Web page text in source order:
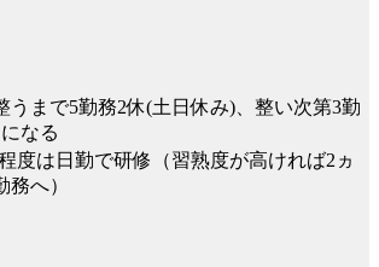
まで5勤務2休(土日休み)、整い次第3勤
なる
度は日勤で研修（習熟度が高ければ2ヵ
務へ）